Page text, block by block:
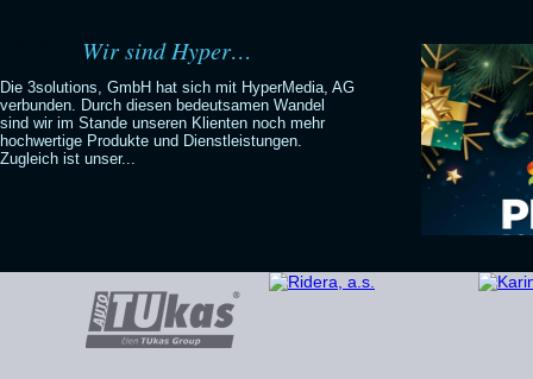
Wir sind Hyper…
Die 3solutions, GmbH hat sich mit HyperMedia, AG
verbunden. Durch diesen bedeutsamen Wandel
sind wir im Stande unseren Klienten noch mehr
hochwertige Produkte und Dienstleistungen.
Zugleich ist unser...